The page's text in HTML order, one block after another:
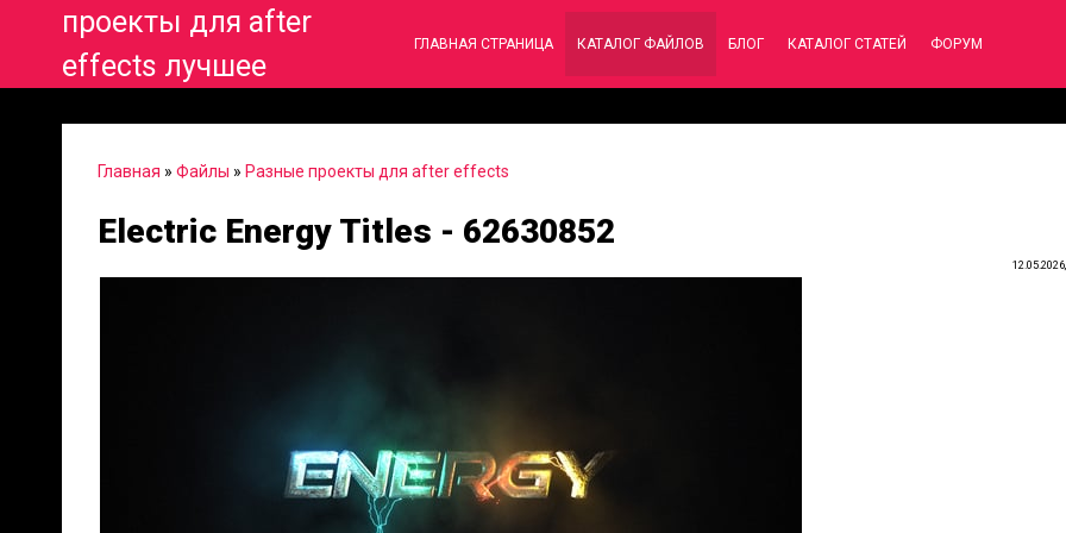
проекты для after
effects лучшее
ГЛАВНАЯ СТРАНИЦА КАТАЛОГ ФАЙЛОВ БЛОГ КАТАЛОГ СТАТЕЙ ФОРУМ
Главная » Файлы » Разные проекты для after effects
Electric Energy Titles - 62630852